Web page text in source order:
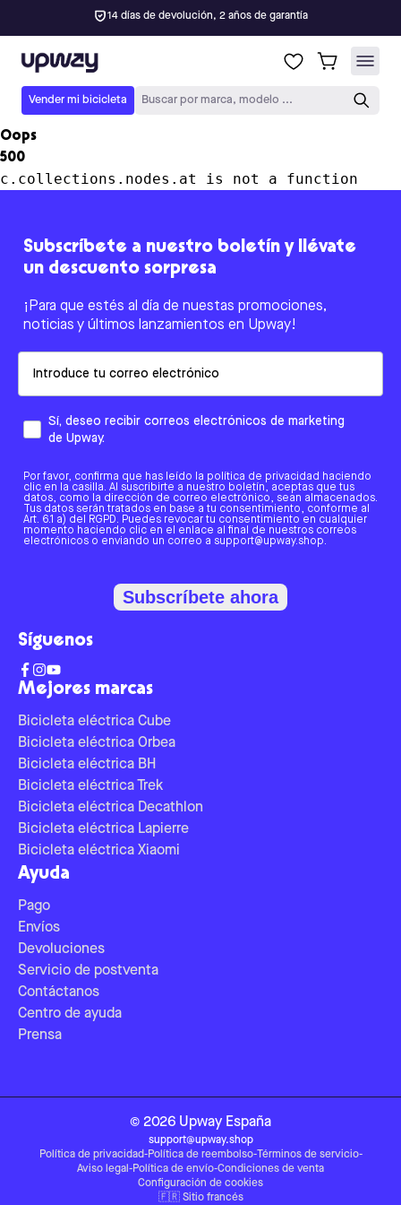
14 días de devolución, 2 años de garantía
Upway
Vender mi bicicleta Buscar por marca, modelo ...
Oops
500
c.collections.nodes.at is not a function
Mejores marcas
Bicicleta eléctrica Cube
Bicicleta eléctrica Orbea
Bicicleta eléctrica BH
Bicicleta eléctrica Trek
Bicicleta eléctrica Decathlon
Bicicleta eléctrica Lapierre
Bicicleta eléctrica Xiaomi
Ayuda
Pago
Envíos
Devoluciones
Servicio de postventa
Contáctanos
Centro de ayuda
Prensa
Subscríbete a nuestro boletín y llévate
un descuento sorpresa
¡Para que estés al día de nuestas promociones,
noticias y últimos lanzamientos en Upway!
Sí, deseo recibir correos electrónicos de marketing
de Upway.
Por favor, confirma que has leído la política de privacidad haciendo
clic en la casilla. Al suscribirte a nuestro boletín, aceptas que tus
datos, como la dirección de correo electrónico, sean almacenados.
Tus datos serán tratados en base a tu consentimiento, conforme al
Art. 6.1 a) del RGPD. Puedes revocar tu consentimiento en cualquier
momento haciendo clic en el enlace al final de nuestros correos
electrónicos o enviando un correo a support@upway.shop.
Subscríbete ahora
Síguenos
© 2026 Upway España
support@upway.shop
Política de privacidad-Política de reembolso-Términos de servicio-
Aviso legal -Política de envío-Condiciones de venta
Configuración de cookies
🇫🇷 Sitio francés